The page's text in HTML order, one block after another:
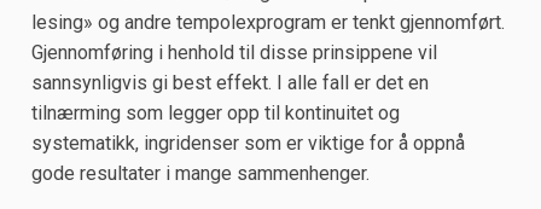
lesing» og andre tempolexprogram er tenkt gjennomført.
Gjennomføring i henhold til disse prinsippene vil
sannsynligvis gi best effekt. I alle fall er det en
tilnærming som legger opp til kontinuitet og
systematikk, ingridenser som er viktige for å oppnå
gode resultater i mange sammenhenger.